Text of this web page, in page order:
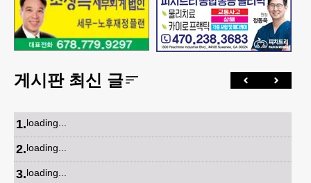
게시판 최신 글
1.loading...
2.loading...
3.loading...